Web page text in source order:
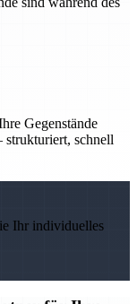
Gegenstände
strukturiert, schnell
Ihr individuelles